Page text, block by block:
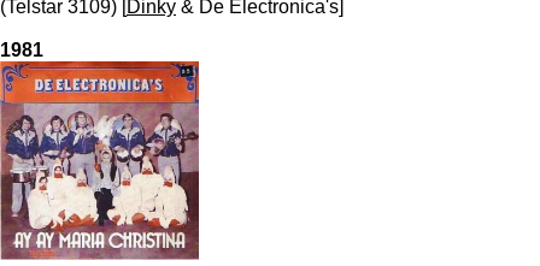
(Telstar 3109) [ Dinky & De Electronica's]
1981